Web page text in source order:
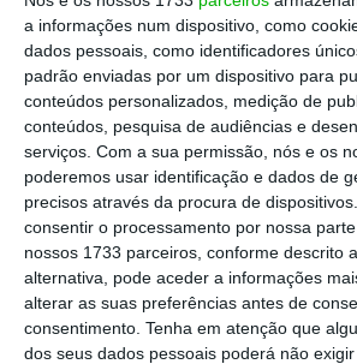
a informações num dispositivo, como
dados pessoais, como identificadores
padrão enviadas por um dispositivo para
conteúdos personalizados, medição de
conteúdos, pesquisa de audiências e
serviços. Com a sua permissão, nós e os
poderemos usar identificação e dados de
precisos através da procura de
consentir o processamento por nossa
nossos 1733 parceiros, conforme descrito
alternativa, pode aceder a informações
alterar as suas preferências antes de
consentimento. Tenha em atenção que
dos seus dados pessoais poderá não
concelho, mas também pelo
de trabalho que irá criar”,
presidente da Câmara, Mário
Lopes, em comunicado.
Com uma área de implantação
metros quadrados, aprimeira
da empresa está prevista para
arranque de duas linhas de
capacidade inicial de 500 mil
criação de 210 postos de